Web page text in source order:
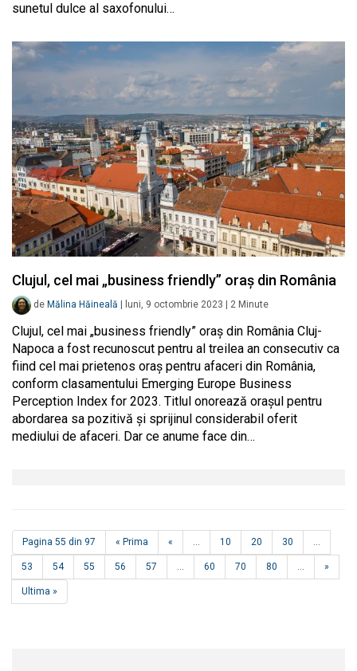
sunetul dulce al saxofonului…
Clujul, cel mai „business friendly” oraș din România
de Mălina Hăineală luni, 9 octombrie 2023 2 Minute
Clujul, cel mai „business friendly” oraș din România Cluj-
Napoca a fost recunoscut pentru al treilea an consecutiv ca
fiind cel mai prietenos oraș pentru afaceri din România,
conform clasamentului Emerging Europe Business
Perception Index for 2023. Titlul onorează orașul pentru
abordarea sa pozitivă și sprijinul considerabil oferit
mediului de afaceri. Dar ce anume face din…
Pagina 55 din 97 « Prima « ... 10 20 30 ...
53 54 55 56 57 ... 60 70 80 ... »
Ultima »